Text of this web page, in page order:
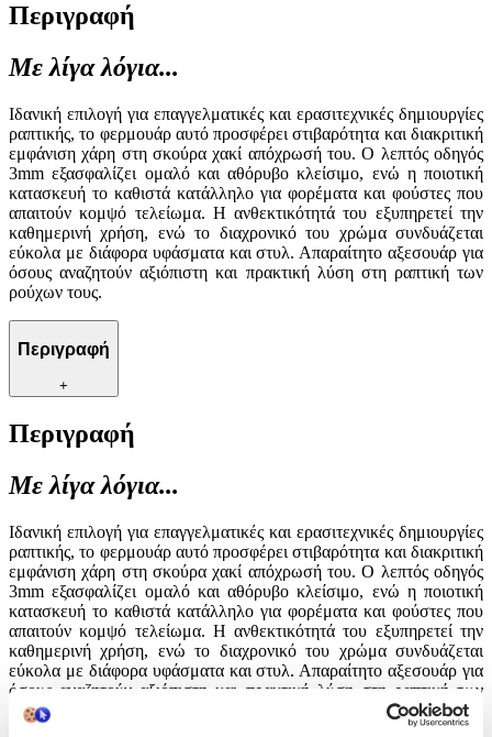
Περιγραφή
Με λίγα λόγια...
Ιδανική επιλογή για επαγγελματικές και ερασιτεχνικές δημιουργίες
ραπτικής, το φερμουάρ αυτό προσφέρει στιβαρότητα και διακριτική
εμφάνιση χάρη στη σκούρα χακί απόχρωσή του. Ο λεπτός οδηγός
3mm εξασφαλίζει ομαλό και αθόρυβο κλείσιμο, ενώ η ποιοτική
κατασκευή το καθιστά κατάλληλο για φορέματα και φούστες που
απαιτούν κομψό τελείωμα. Η ανθεκτικότητά του εξυπηρετεί την
καθημερινή χρήση, ενώ το διαχρονικό του χρώμα συνδυάζεται
εύκολα με διάφορα υφάσματα και στυλ. Απαραίτητο αξεσουάρ για
όσους αναζητούν αξιόπιστη και πρακτική λύση στη ραπτική των
ρούχων τους.
Περιγραφή
+
Περιγραφή
Με λίγα λόγια...
Ιδανική επιλογή για επαγγελματικές και ερασιτεχνικές δημιουργίες
ραπτικής, το φερμουάρ αυτό προσφέρει στιβαρότητα και διακριτική
εμφάνιση χάρη στη σκούρα χακί απόχρωσή του. Ο λεπτός οδηγός
3mm εξασφαλίζει ομαλό και αθόρυβο κλείσιμο, ενώ η ποιοτική
κατασκευή το καθιστά κατάλληλο για φορέματα και φούστες που
απαιτούν κομψό τελείωμα. Η ανθεκτικότητά του εξυπηρετεί την
καθημερινή χρήση, ενώ το διαχρονικό του χρώμα συνδυάζεται
εύκολα με διάφορα υφάσματα και στυλ. Απαραίτητο αξεσουάρ για
όσους αναζητούν αξιόπιστη και πρακτική λύση στη ραπτική των
ρούχων τους.